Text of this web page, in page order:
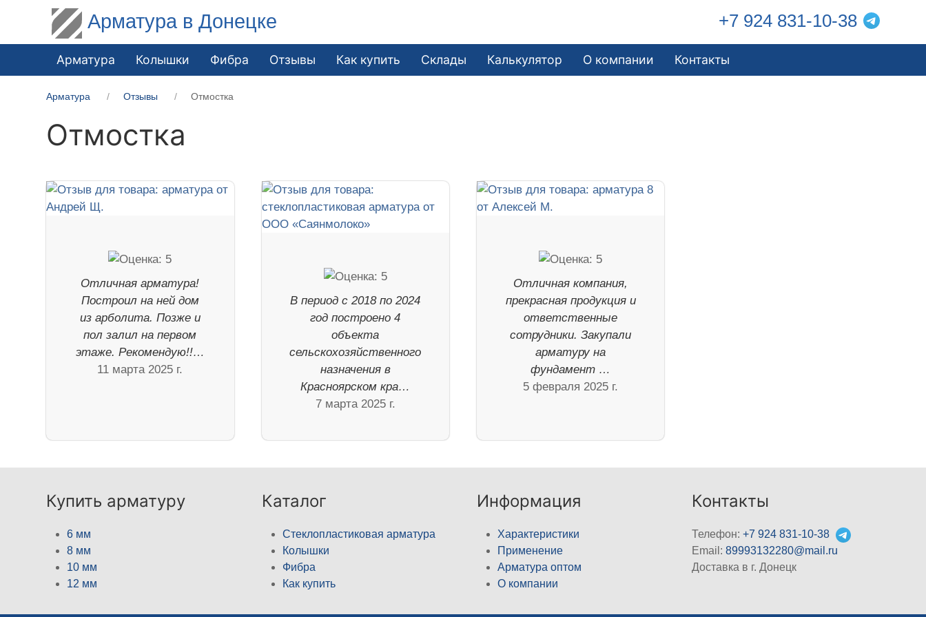
Арматура в Донецке +7 924 831-10-38
Арматура Колышки Фибра Отзывы Как купить Склады Калькулятор О компании Контакты
Арматура Отзывы Отмостка
Отмостка
Отличная арматура!
Построил на ней дом
из арболита. Позже и
пол залил на первом
этаже. Рекомендую!!…
11 марта 2025 г.
В период с 2018 по 2024
год построено 4
объекта
сельскохозяйственного
назначения в
Красноярском кра…
7 марта 2025 г.
Отличная компания,
прекрасная продукция и
ответственные
сотрудники. Закупали
арматуру на
фундамент …
5 февраля 2025 г.
Купить арматуру
6 мм
8 мм
10 мм
12 мм
Каталог
Стеклопластиковая арматура
Колышки
Фибра
Как купить
Информация
Характеристики
Применение
Арматура оптом
О компании
Контакты
Телефон:+7 924 831-10-38
Email:89993132280@mail.ru
Доставка в г. Донецк